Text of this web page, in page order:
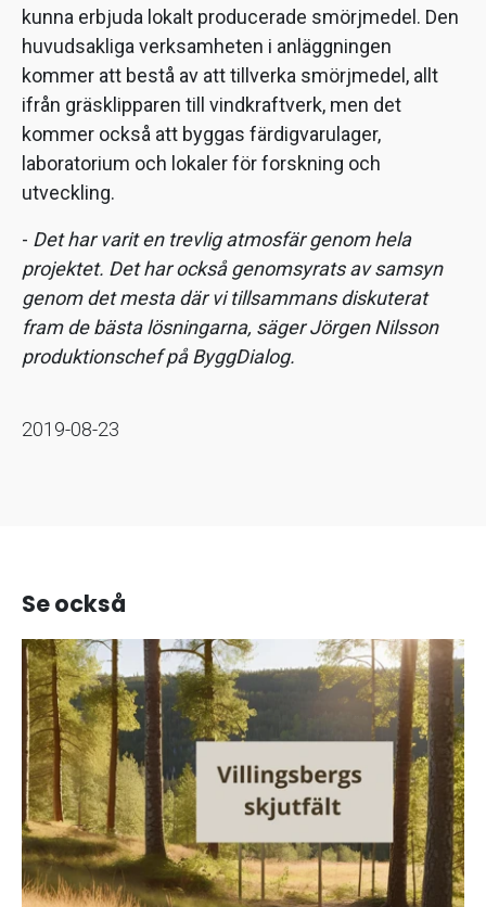
kunna erbjuda lokalt producerade smörjmedel. Den
huvudsakliga verksamheten i anläggningen
kommer att bestå av att tillverka smörjmedel, allt
ifrån gräsklipparen till vindkraftverk, men det
kommer också att byggas färdigvarulager,
laboratorium och lokaler för forskning och
utveckling.
- Det har varit en trevlig atmosfär genom hela
projektet. Det har också genomsyrats av samsyn
genom det mesta där vi tillsammans diskuterat
fram de bästa lösningarna, säger Jörgen Nilsson
produktionschef på ByggDialog.
2019-08-23
Se också